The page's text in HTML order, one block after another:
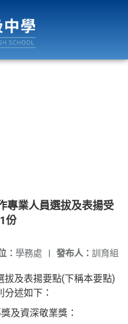
專業人員選拔及表揚受
份
發布人： 訓育組
： 學務處 |
拔及表揚要點(下稱本要點)
述如下：
及資深敬業獎：